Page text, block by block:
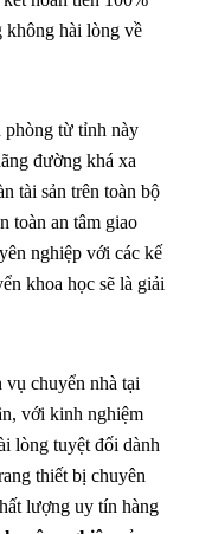
đường khá xa
tài sản trên toàn bộ
khoa học sẽ là giải
chuyển nhà tại
với kinh nghiệm
lòng tuyệt đối dành
nghiệp
của
mặt gửi vàng.
Trọn